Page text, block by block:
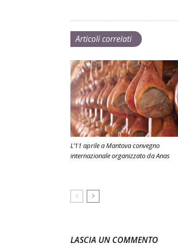
Articoli correlati
L’11 aprile a Mantova convegno
internazionale organizzato da Anas
LASCIA UN COMMENTO